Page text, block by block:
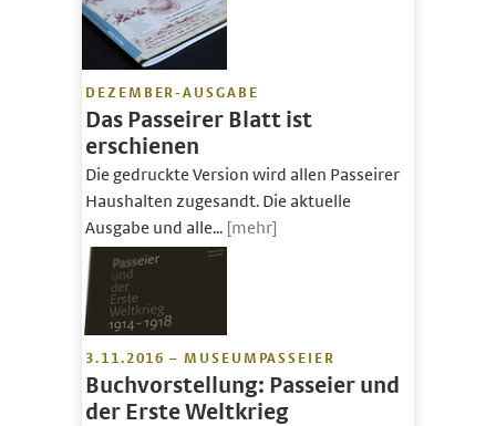
DEZEMBER-AUSGABE
Das Passeirer Blatt ist
erschienen
Die gedruckte Version wird allen Passeirer
Haushalten zugesandt. Die aktuelle
Ausgabe und alle... [mehr]
3.11.2016 – MUSEUMPASSEIER
Buchvorstellung: Passeier und
der Erste Weltkrieg